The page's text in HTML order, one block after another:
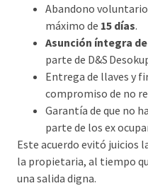
Abandono
máximo de 15 días.
Asunción íntegra
parte de D&S
Entrega de llaves y
compromiso de no
Garantía de que no
parte de los ex
Este acuerdo evitó juicios
la propietaria, al tiempo
una salida digna.